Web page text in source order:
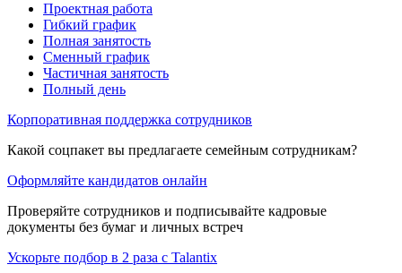
Проектная работа
Гибкий график
Полная занятость
Сменный график
Частичная занятость
Полный день
Корпоративная поддержка сотрудников
Какой соцпакет вы предлагаете семейным сотрудникам?
Оформляйте кандидатов онлайн
Проверяйте сотрудников и подписывайте кадровые
документы без бумаг и личных встреч
Ускорьте подбор в 2 раза с Talantix